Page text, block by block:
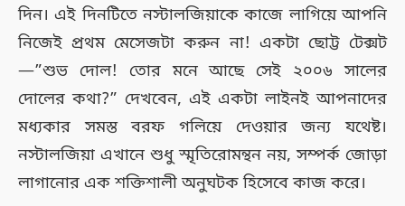
দিন। এই দিনটিতে নস্টালজিয়াকে কাজে লাগিয়ে আপনি
নিজেই প্রথম মেসেজটা করুন না! একটা ছোট্ট টেক্সট
—”শুভ দোল! তোর মনে আছে সেই ২০০৬ সালের
দোলের কথা?” দেখবেন, এই একটা লাইনই আপনাদের
মধ্যকার সমস্ত বরফ গলিয়ে দেওয়ার জন্য যথেষ্ট।
নস্টালজিয়া এখানে শুধু স্মৃতিরোমন্থন নয়, সম্পর্ক জোড়া
লাগানোর এক শক্তিশালী অনুঘটক হিসেবে কাজ করে।